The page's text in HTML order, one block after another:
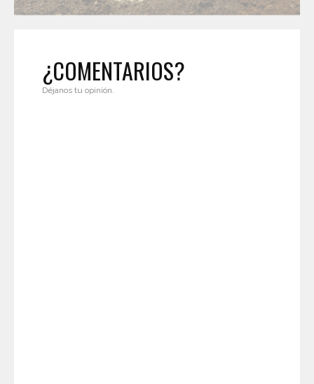
¿COMENTARIOS?
Déjanos tu opinión.